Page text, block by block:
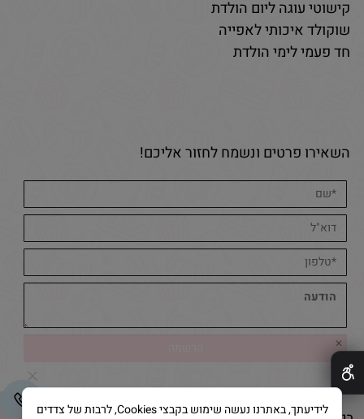
קישוטי עוגה ליום הולדת
שוקולד איכותי לאפייה
חד פעמי לימי הולדת
השאירו פרטים ונשמח לחזור אליכם!
✕
לידיעתך, באתרנו נעשה שימוש בקבצי Cookies, לרבות של צדדים